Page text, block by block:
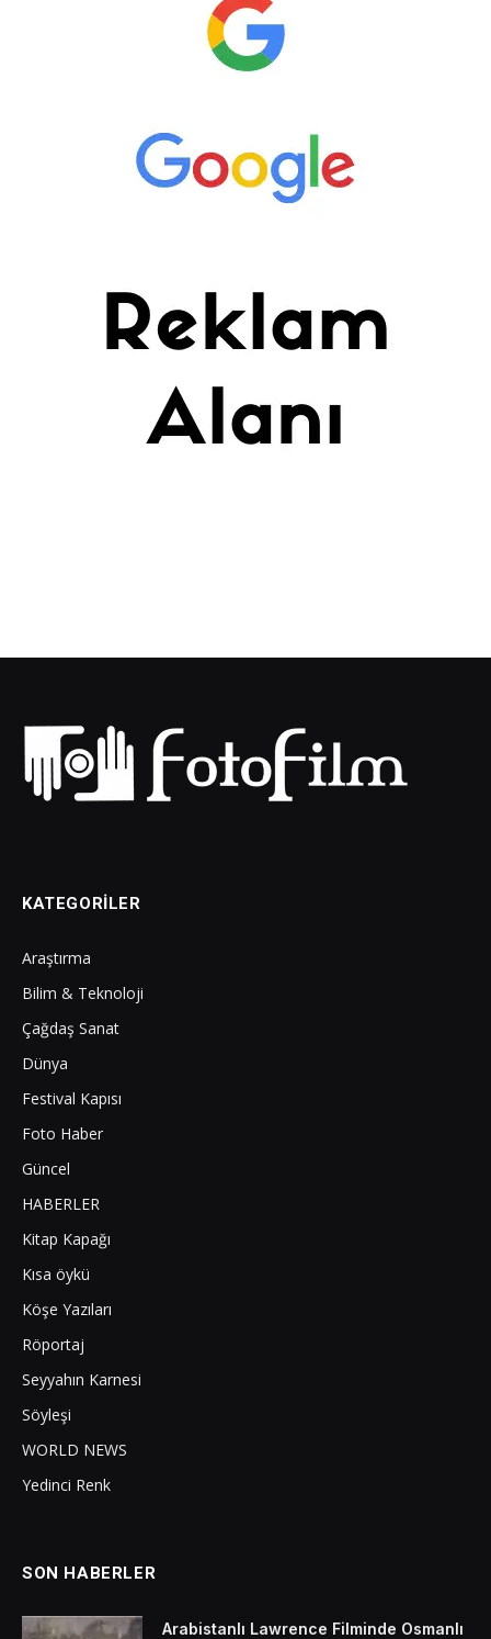
KATEGORILER
Araştırma
Bilim & Teknoloji
Çağdaş Sanat
Dünya
Festival Kapısı
Foto Haber
Güncel
HABERLER
Kitap Kapağı
Kısa öykü
Köşe Yazıları
Röportaj
Seyyahın Karnesi
Söyleşi
WORLD NEWS
Yedinci Renk
SON HABERLER
Arabistanlı Lawrence Filminde Osmanlı